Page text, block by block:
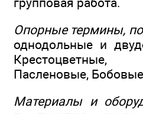
Опорные термины,
однодольные и
Пасленовые,
Материалы и